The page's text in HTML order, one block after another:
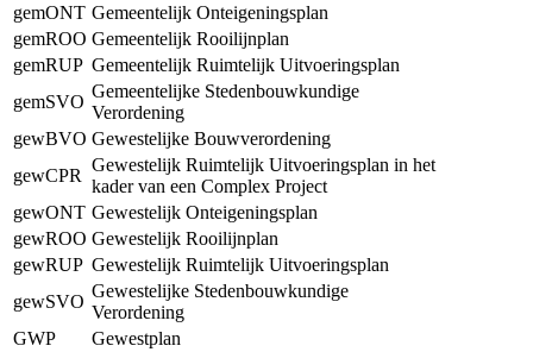
gemONT Gemeentelijk Onteigeningsplan
gemROO Gemeentelijk Rooilijnplan
gemRUP Gemeentelijk Ruimtelijk Uitvoeringsplan
gemSVO
Gemeentelijke Stedenbouwkundige
Verordening
gewBVO Gewestelijke Bouwverordening
gewCPR
Gewestelijk Ruimtelijk Uitvoeringsplan in het
kader van een Complex Project
gewONT Gewestelijk Onteigeningsplan
gewROO Gewestelijk Rooilijnplan
gewRUP Gewestelijk Ruimtelijk Uitvoeringsplan
gewSVO
Gewestelijke Stedenbouwkundige
Verordening
GWP
Gewestplan